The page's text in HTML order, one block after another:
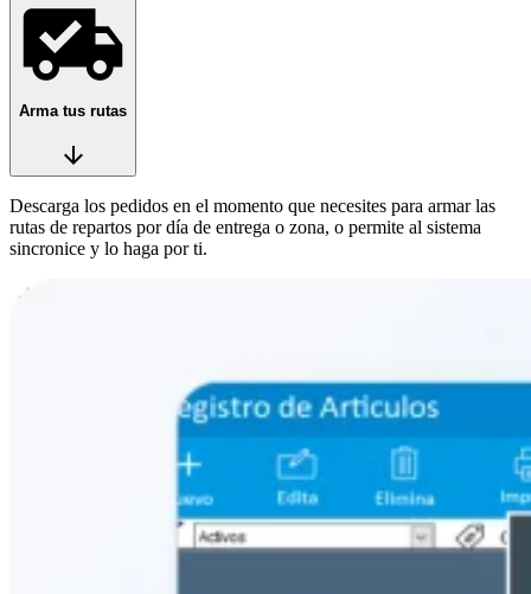
Arma tus rutas
arrow_downward
Descarga los pedidos en el momento que necesites para armar las
rutas de repartos por día de entrega o zona, o permite al sistema
sincronice y lo haga por ti.